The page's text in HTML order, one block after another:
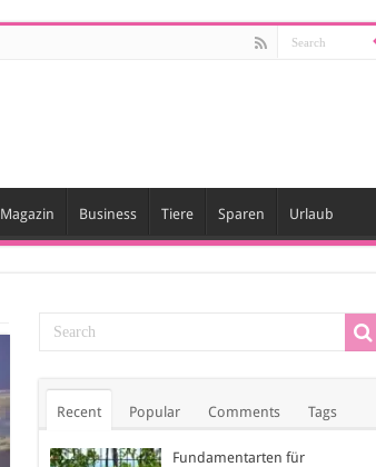
Magazin Business Tiere Sparen Urlaub
Recent Popular Comments Tags
Fundamentarten für